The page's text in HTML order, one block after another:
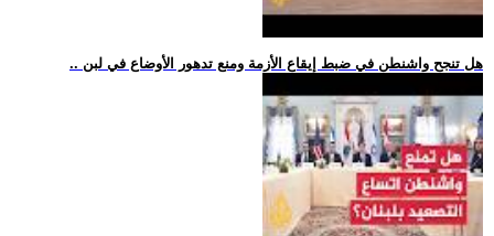
.. هل تنجح واشنطن في ضبط إيقاع الأزمة ومنع تدهور الأوضاع في لبن